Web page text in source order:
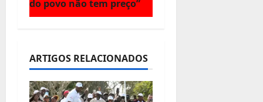
ç
o
d
do povo não tem preço”
ARTIGOS RELACIONADOS